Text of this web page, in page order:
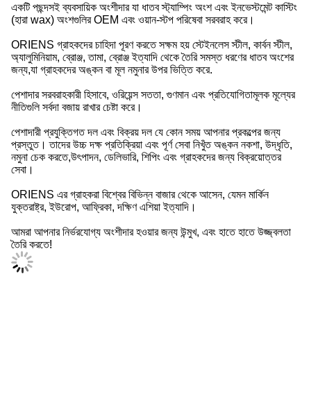
একটি পছন্দসই ব্যবসায়িক অংশীদার যা ধাতব স্ট্যাম্পিং অংশ এবং ইনভেস্টমেন্ট কাস্টিং
(হারা wax) অংশগুলির OEM এবং ওয়ান-স্টপ পরিষেবা সরবরাহ করে।
ORIENS গ্রাহকদের চাহিদা পূরণ করতে সক্ষম হয় স্টেইনলেস স্টীল, কার্বন স্টীল,
অ্যালুমিনিয়াম, ব্রোঞ্জ, তামা, ব্রোঞ্জ ইত্যাদি থেকে তৈরি সমস্ত ধরণের ধাতব অংশের
জন্য,যা গ্রাহকদের অঙ্কন বা মূল নমুনার উপর ভিত্তি করে.
পেশাদার সরবরাহকারী হিসাবে, ওরিয়েন্স সততা, গুণমান এবং প্রতিযোগিতামূলক মূল্যের
নীতিগুলি সর্বদা বজায় রাখার চেষ্টা করে।
পেশাদারী প্রযুক্তিগত দল এবং বিক্রয় দল যে কোন সময় আপনার প্রকল্পের জন্য
প্রস্তুত। তাদের উচ্চ দক্ষ প্রতিক্রিয়া এবং পূর্ণ সেবা নিখুঁত অঙ্কন নকশা, উদ্ধৃতি,
নমুনা চেক করতে,উৎপাদন, ডেলিভারি, শিপিং এবং গ্রাহকদের জন্য বিক্রয়োত্তর
সেবা।
ORIENS এর গ্রাহকরা বিশ্বের বিভিন্ন বাজার থেকে আসেন, যেমন মার্কিন
যুক্তরাষ্ট্র, ইউরোপ, আফ্রিকা, দক্ষিণ এশিয়া ইত্যাদি।
আমরা আপনার নির্ভরযোগ্য অংশীদার হওয়ার জন্য উন্মুখ, এবং হাতে হাতে উজ্জ্বলতা
তৈরি করতে!